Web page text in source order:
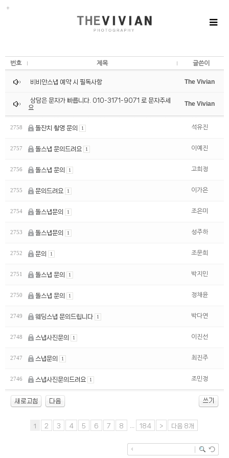
번호 제목 글쓴이
비비안스냅 예약 시 필독사항 The Vivian
상담은 문자가 빠릅니다. 010-3171-9071 로 문자주세
요
The Vivian
2758 돌잔치 촬영 문의 1 석유진
2757 돌스냅 문의드려요 1 이예진
2756 돌스냅 문의 1 고희정
2755 문의드려요 1 이가은
2754 돌스냅문의 1 조은미
2753 돌스냅문의 1 성주하
2752 문의 1 조문희
2751 돌스냅 문의 1 박지민
2750 돌스냅 문의 1 정채윤
2749 웨딩스냅 문의드립니다 1 박다연
2748 스냅사진문의 1 이진선
2747 스냅문의 1 최진주
2746 스냅사진문의드려요 1 조민정
1 2 3 4 5 6 7 8 ... 184 > 다음 8개